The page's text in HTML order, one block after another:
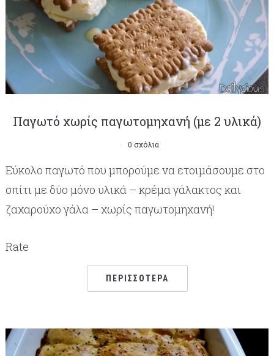
Παγωτό χωρίς παγωτομηχανή (με 2 υλικά)
0 σχόλια
Εύκολο παγωτό που μπορούμε να ετοιμάσουμε στο
σπίτι με δύο μόνο υλικά – κρέμα γάλακτος και
ζαχαρούχο γάλα – χωρίς παγωτομηχανή!
Rate
ΠΕΡΙΣΣΌΤΕΡΑ